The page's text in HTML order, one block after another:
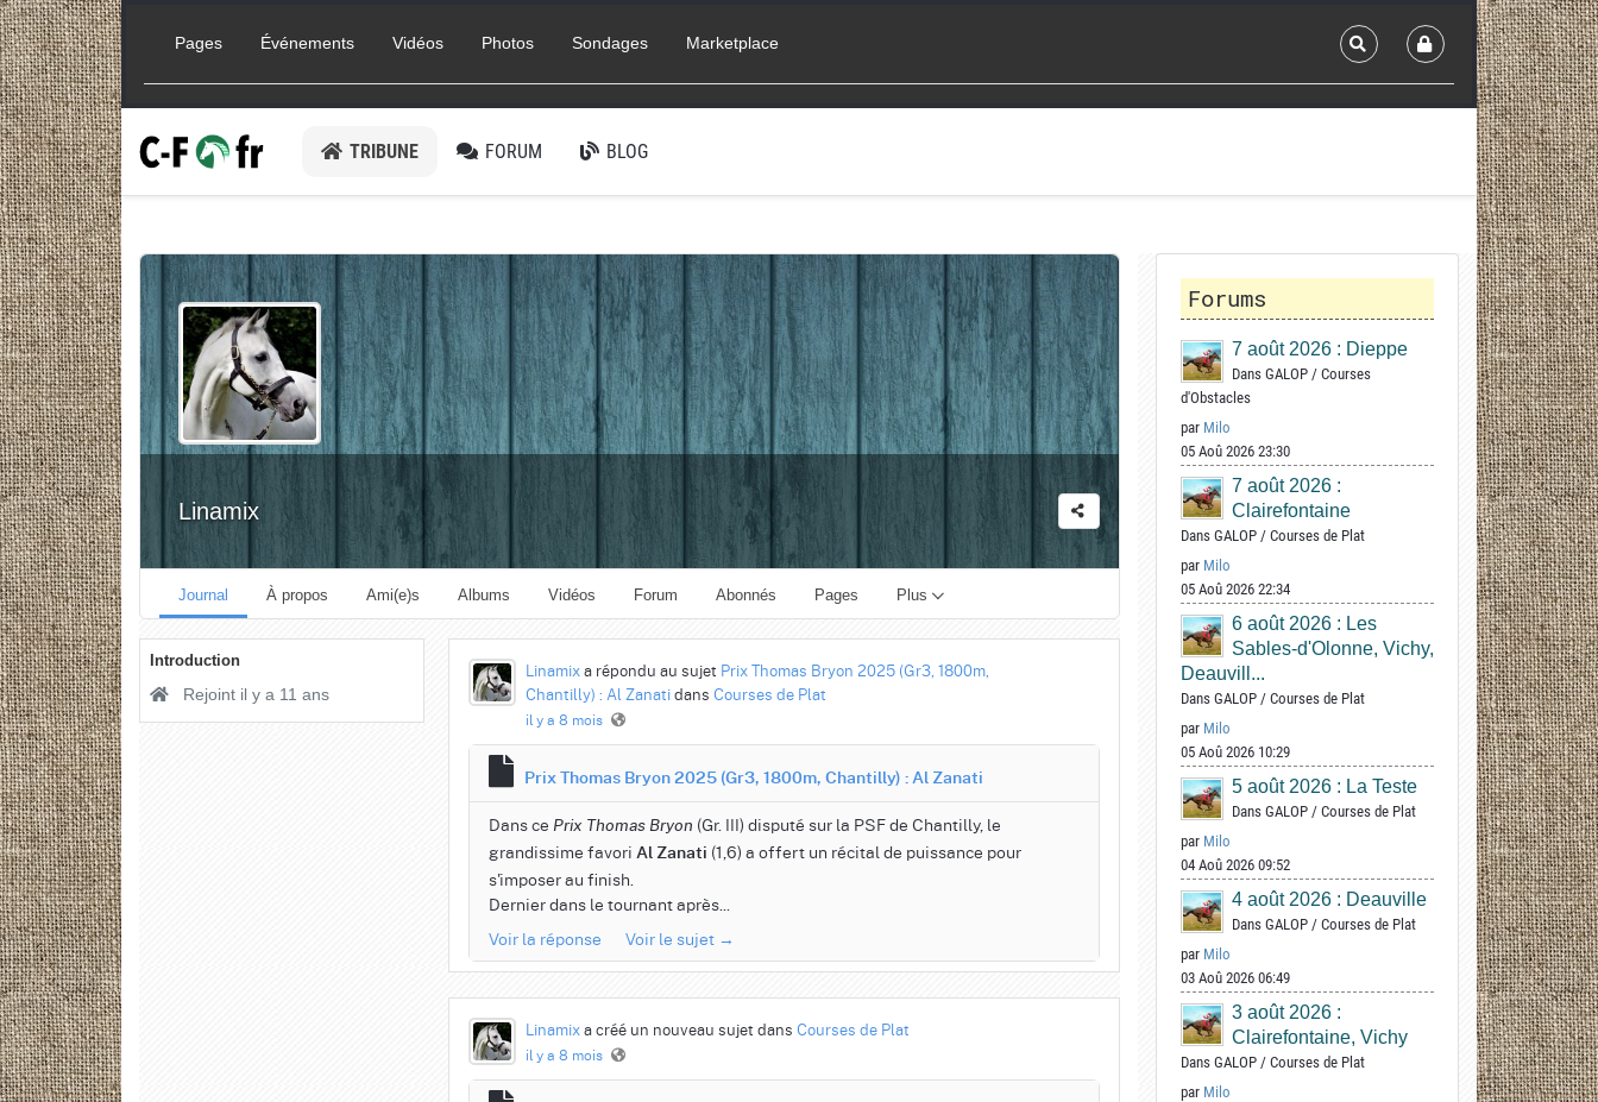
Pages Événements Vidéos Photos Sondages Marketplace
TRIBUNE FORUM BLOG
Linamix
Journal À propos Ami(e)s Albums Vidéos Forum Abonnés Pages Plus
Introduction
Rejoint il y a 11 ans
Linamixa répondu au sujet Prix Thomas Bryon 2025 (Gr3, 1800m,
Chantilly) : Al Zanatidans Courses de Plat
il y a 8 mois
Prix Thomas Bryon 2025 (Gr3, 1800m, Chantilly) : Al Zanati
Dans ce Prix Thomas Bryon (Gr. III) disputé sur la PSF de Chantilly, le
grandissime favori Al Zanati (1,6) a offert un récital de puissance pour
s'imposer au finish.
Dernier dans le tournant après...
Voir la réponse
Voir le sujet →
Linamixa créé un nouveau sujet dans Courses de Plat
il y a 8 mois
Forums
7 août 2026 : Dieppe
Dans GALOP / Courses
d'Obstacles
par Milo
05 Aoû 2026 23:30
7 août 2026 :
Clairefontaine
Dans GALOP / Courses de Plat
par Milo
05 Aoû 2026 22:34
6 août 2026 : Les
Sables-d'Olonne, Vichy,
Deauvill...
Dans GALOP / Courses de Plat
par Milo
05 Aoû 2026 10:29
5 août 2026 : La Teste
Dans GALOP / Courses de Plat
par Milo
04 Aoû 2026 09:52
4 août 2026 : Deauville
Dans GALOP / Courses de Plat
par Milo
03 Aoû 2026 06:49
3 août 2026 :
Clairefontaine, Vichy
Dans GALOP / Courses de Plat
par Milo